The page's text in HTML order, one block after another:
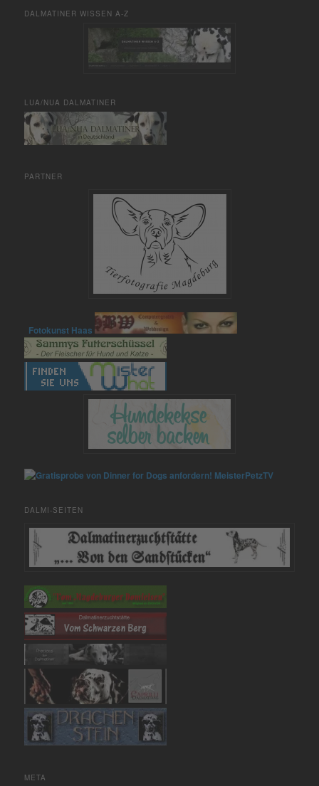
DALMATINER WISSEN A-Z
LUA/NUA DALMATINER
PARTNER
Fotokunst Haas
MeisterPetzTV
DALMI-SEITEN
META